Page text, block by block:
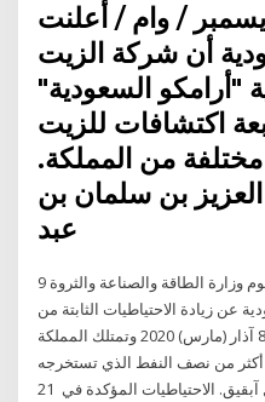
في 27 ديسمبر / وام / أعلنت
أن شركة الزيت
"أرامكو السعودية"
اكتشافات للزيت
من المملكة.
بن سلمان بن
عبد
9 كانون الثاني (يناير) 2019 أعلنت اليوم وزارة الطاقة والصناعة والثروة
عن زيادة الاحتياطيات الثابتة من
النفط والغاز في المملكة، وذلك بعد 8 آذار (مارس) 2020 وتمتلك المملكة
لكن أكثر من نصف النفط الذي تستخرجه
يأتي من عدة حقول أساسية هي: حقل آبقيق. الاحتياطيات المؤكدة في 21